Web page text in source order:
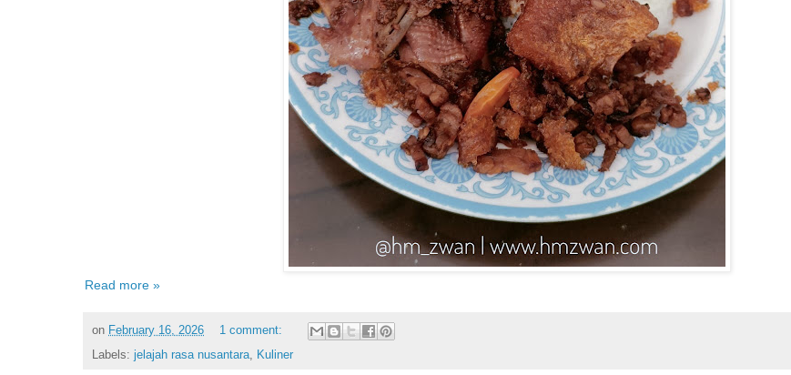
Read more »
on February 16, 2026
1 comment:
Labels: jelajah rasa nusantara, Kuliner